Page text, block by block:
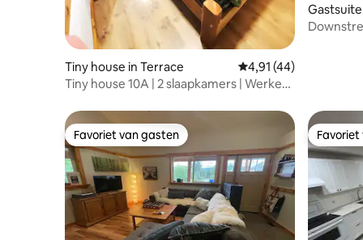
Tiny house in Terrace Gemiddelde
4,91 (44)
Tiny house 10A | 2 slaapkamers | Werken
Favoriet van gasten
Favoriet van gasten